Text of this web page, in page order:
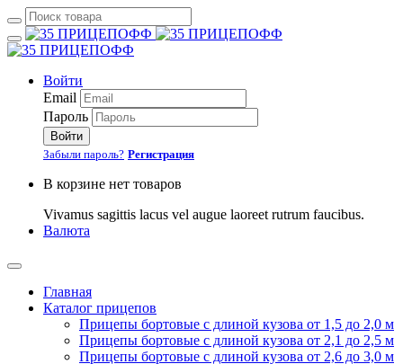
Войти
Email
Пароль
Войти
Забыли пароль? Регистрация
В корзине нет товаров
Vivamus sagittis lacus vel augue laoreet rutrum faucibus.
Валюта
Главная
Каталог прицепов
Прицепы бортовые с длиной кузова от 1,5 до 2,0 м
Прицепы бортовые с длиной кузова от 2,1 до 2,5 м
Прицепы бортовые с длиной кузова от 2,6 до 3,0 м